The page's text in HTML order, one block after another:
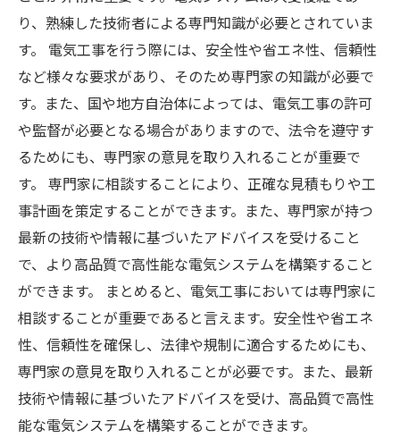
り、熟練した技術者による専門知識が必要とされていま
す。 電気工事を行う際には、安全性や省エネ性、信頼性
など様々な要求があり、そのため専門家の知識が必要で
す。また、国や地方自治体によっては、電気工事の許可
や監督が必要となる場合がありますので、法令を遵守す
るためにも、専門家の意見を取り入れることが重要で
す。 専門家に相談することにより、正確な見積もりや工
事計画を策定することができます。また、専門家が持つ
最新の技術や情報に基づいたアドバイスを受けること
で、より高品質で高性能な電気システムを構築すること
ができます。 まとめると、電気工事においては専門家に
相談することが重要であると言えます。安全性や省エネ
性、信頼性を確保し、法律や規制に適合するためにも、
専門家の意見を取り入れることが必要です。また、最新
技術や情報に基づいたアドバイスを受け、高品質で高性
能な電気システムを構築することができます。